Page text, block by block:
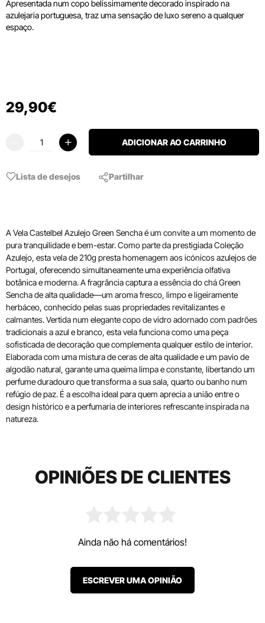
Apresentada num copo belissimamente decorado inspirado na
azulejaria portuguesa, traz uma sensação de luxo sereno a qualquer
espaço.
29,90€
ADICIONAR AO CARRINHO
Lista de desejos Partilhar
A Vela Castelbel Azulejo Green Sencha é um convite a um momento de
pura tranquilidade e bem-estar. Como parte da prestigiada Coleção
Azulejo, esta vela de 210g presta homenagem aos icónicos azulejos de
Portugal, oferecendo simultaneamente uma experiência olfativa
botânica e moderna. A fragrância captura a essência do chá Green
Sencha de alta qualidade—um aroma fresco, limpo e ligeiramente
herbáceo, conhecido pelas suas propriedades revitalizantes e
calmantes. Vertida num elegante copo de vidro adornado com padrões
tradicionais a azul e branco, esta vela funciona como uma peça
sofisticada de decoração que complementa qualquer estilo de interior.
Elaborada com uma mistura de ceras de alta qualidade e um pavio de
algodão natural, garante uma queima limpa e constante, libertando um
perfume duradouro que transforma a sua sala, quarto ou banho num
refúgio de paz. É a escolha ideal para quem aprecia a união entre o
design histórico e a perfumaria de interiores refrescante inspirada na
natureza.
OPINIÕES DE CLIENTES
Ainda não há comentários!
ESCREVER UMA OPINIÃO